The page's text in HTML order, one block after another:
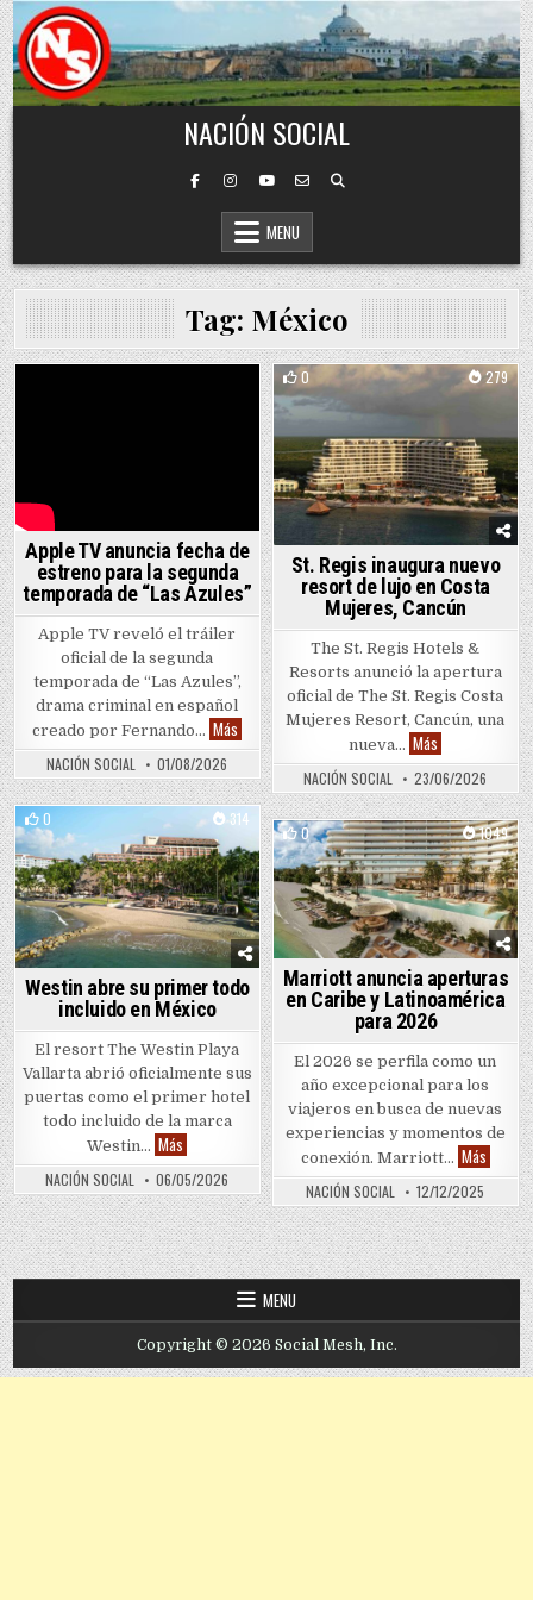
Skip to content
NACIÓN SOCIAL
MENU
Tag: México
Apple TV anuncia fecha de
estreno para la segunda
temporada de “Las Azules”
Apple TV reveló el tráiler
oficial de la segunda
temporada de “Las Azules”,
drama criminal en español
creado por Fernando… Más Apple TV anuncia fecha de estreno para la
NACIÓN SOCIAL 01/08/2026
0 279
St. Regis inaugura nuevo
resort de lujo en Costa
Mujeres, Cancún
The St. Regis Hotels &
Resorts anunció la apertura
oficial de The St. Regis Costa
Mujeres Resort, Cancún, una
nueva… Más St. Regis
NACIÓN SOCIAL
23/06/2026
0
314
Posted in
Westin abre su primer todo
incluido en México
El resort The Westin Playa
Vallarta abrió oficialmente sus
puertas como el primer hotel
todo incluido de la marca
Westin… Más Westin abre su primer todo incluido en México
NACIÓN SOCIAL 06/05/2026
0 1049
Posted in
Marriott anuncia aperturas
en Caribe y Latinoamérica
para 2026
El 2026 se perfila como un
año excepcional para los
viajeros en busca de nuevas
experiencias y momentos de
conexión. Marriott… Más
NACIÓN SOCIAL 12/12/2025
MENU
Copyright © 2026 Social Mesh, Inc.